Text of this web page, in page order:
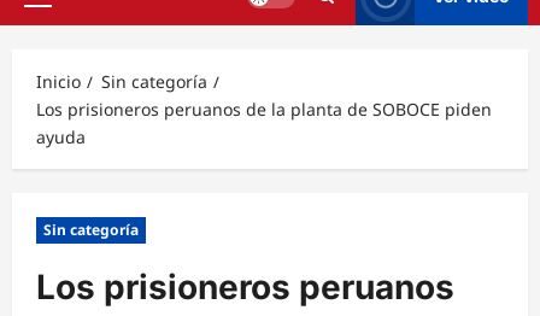
Menú
Inicio
Sin categoría
Los prisioneros peruanos de la planta de SOBOCE piden
ayuda
Sin categoría
Los prisioneros peruanos